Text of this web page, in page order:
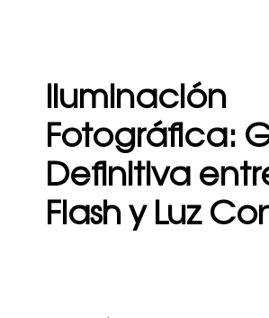
Iluminación
Fotográfica:
Definitiva
Flash y Luz